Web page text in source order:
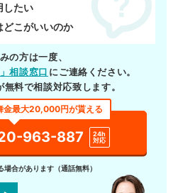
したい
どこがいいのか
の方は一度、
相談窓口 にご連絡ください。
料で相談対応致します。
金最大20,000円が貰える
963-887
24h
対応
合があります（通話無料）